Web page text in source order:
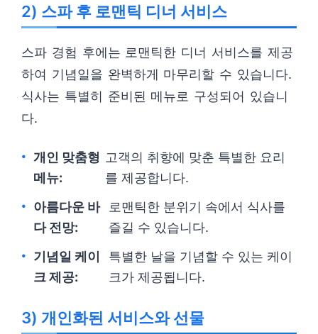
2) 스파 후 로맨틱 디너 서비스
스파 경험 후에는 로맨틱한 디너 서비스를 제공
하여 기념일을 완벽하게 마무리할 수 있습니다.
식사는 특별히 준비된 메뉴로 구성되어 있습니
다.
개인 맞춤형
메뉴:
고객의 취향에 맞춘 특별한 요리
를 제공합니다.
아름다운 바
다 전망:
로맨틱한 분위기 속에서 식사를
즐길 수 있습니다.
기념일 케이
크 제공:
특별한 날을 기념할 수 있는 케이
크가 제공됩니다.
3) 개인화된 서비스와 선물